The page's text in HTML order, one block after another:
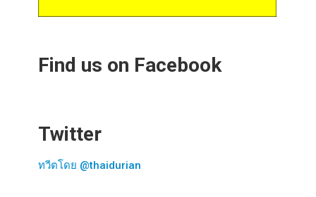
Find us on Facebook
Twitter
ทวีตโดย @thaidurian